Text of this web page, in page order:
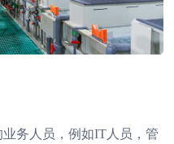
务人员，例如IT人员，管